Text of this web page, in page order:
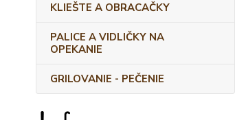
KLIEŠTE A OBRACAČKY
PALICE A VIDLIČKY NA
OPEKANIE
GRILOVANIE - PEČENIE